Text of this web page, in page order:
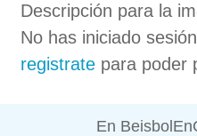
Descripción para la
No has iniciado
registrate para poder
En